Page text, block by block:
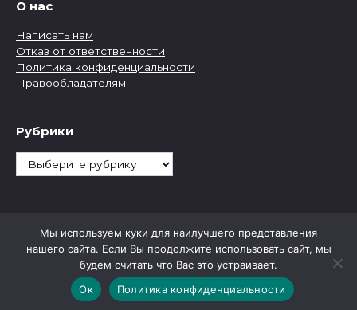
О нас
Написать нам
Отказ от ответственности
Политика конфиденциальности
Правообладателям
Рубрики
Рубрики
Мы используем куки для наилучшего представления
нашего сайта. Если Вы продолжите использовать сайт, мы
будем считать что Вас это устраивает.
Ок
Политика конфиденциальности